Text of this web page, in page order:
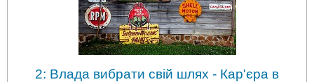
2: Влада вибрати свій шлях - Кар'єра в